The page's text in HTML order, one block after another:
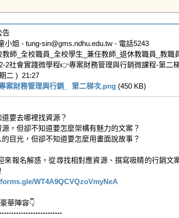
告
小姐 - tung-sin@gms.ndhu.edu.tw - 電話5243
師_全校職員_全校學生_兼任教師_退休教職員_教職
2社會實踐微學程👉專案財務管理與行銷微課程-第二
二 )  21:27
案財務管理與行銷_  第二梯次.png (450 KB)
要去哪裡找資源？
，但卻不知道要怎麼架構有魅力的文案？
目光，但卻不知道要怎麼用畫面說故事？
來報名解惑，從尋找相對應資源、撰寫吸睛的行銷
WT4A9QCVQzoVmyNeA
華陣容👇